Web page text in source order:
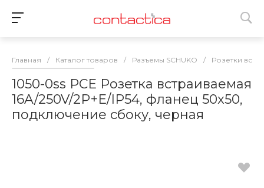
Главная / Каталог товаров / Разъемы SCHUKO / Розетки
1050-0ss PCE Розетка встраиваемая
16A/250V/2P+E/IP54, фланец 50x50,
подключение сбоку, черная